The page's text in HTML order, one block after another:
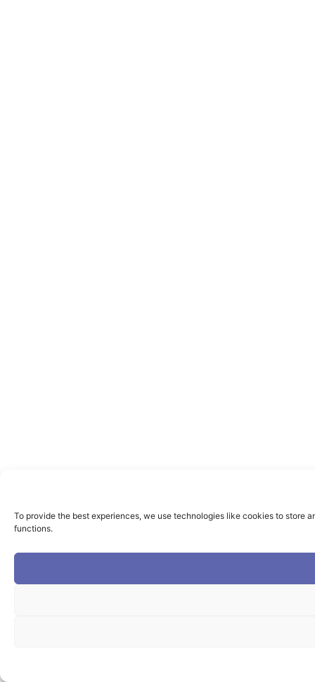
To provide the best experiences, we use technologies like cookies to store
functions.